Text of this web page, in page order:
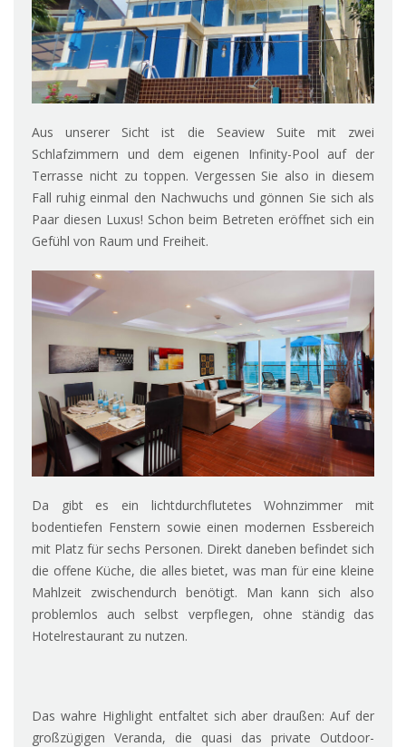
Aus unserer Sicht ist die Seaview Suite mit zwei
Schlafzimmern und dem eigenen Infinity-Pool auf der
Terrasse nicht zu toppen. Vergessen Sie also in diesem
Fall ruhig einmal den Nachwuchs und gönnen Sie sich als
Paar diesen Luxus! Schon beim Betreten eröffnet sich ein
Gefühl von Raum und Freiheit.
Da gibt es ein lichtdurchflutetes Wohnzimmer mit
bodentiefen Fenstern sowie einen modernen Essbereich
mit Platz für sechs Personen. Direkt daneben befindet sich
die offene Küche, die alles bietet, was man für eine kleine
Mahlzeit zwischendurch benötigt. Man kann sich also
problemlos auch selbst verpflegen, ohne ständig das
Hotelrestaurant zu nutzen.
Das wahre Highlight entfaltet sich aber draußen: Auf der
großzügigen Veranda, die quasi das private Outdoor-